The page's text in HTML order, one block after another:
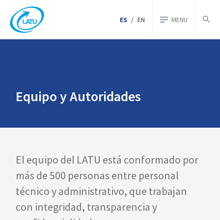
ES / EN MENU
Equipo y Autoridades
El equipo del LATU está conformado por
más de 500 personas entre personal
técnico y administrativo, que trabajan
con integridad, transparencia y